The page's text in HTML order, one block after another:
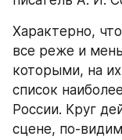
Характерно,
все реже и
которыми, на
список
России. Круг
сцене, по-